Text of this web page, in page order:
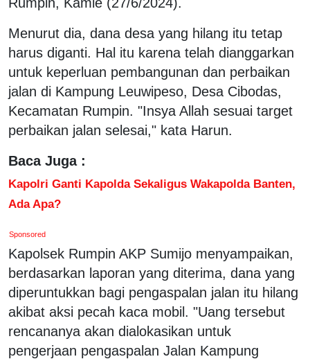
Menurut dia, dana desa yang hilang itu tetap
harus diganti. Hal itu karena telah dianggarkan
untuk keperluan pembangunan dan perbaikan
jalan di Kampung Leuwipeso, Desa Cibodas,
Kecamatan Rumpin. "Insya Allah sesuai target
perbaikan jalan selesai," kata Harun.
Baca Juga :
Kapolri Ganti Kapolda Sekaligus Wakapolda Banten,
Ada Apa?
Sponsored
Kapolsek Rumpin AKP Sumijo menyampaikan,
berdasarkan laporan yang diterima, dana yang
diperuntukkan bagi pengaspalan jalan itu hilang
akibat aksi pecah kaca mobil. "Uang tersebut
rencananya akan dialokasikan untuk
pengerjaan pengaspalan Jalan Kampung